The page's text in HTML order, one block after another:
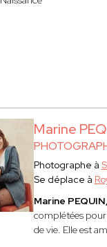
Marine
Photographe à
Se déplace à
Marine PEQUIN,
complétées pour
de vie. Elle est